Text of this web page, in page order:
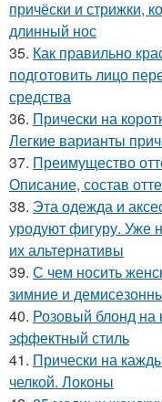
причёски и стрижки,
длинный нос
35. Как правильно
подготовить лицо
средства
36. Прически на
Легкие варианты
37. Преимущество
Описание, состав
38. Эта одежда и
уродуют фигуру. Уже
их альтернативы
39. С чем носить
зимние и
40. Розовый блонд на
эффектный стиль
41. Прически на
челкой. Локоны